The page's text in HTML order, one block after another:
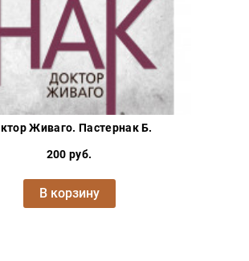
Живаго. Пастернак Б.
200 руб.
В корзину